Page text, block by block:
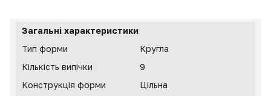
Загальні характеристики
Тип форми
Кругла
Кількість випічки
9
Конструкція форми
Цільна